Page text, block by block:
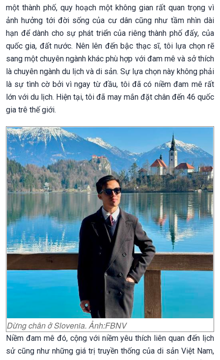
một thành phố, quy hoạch một không gian rất quan trọng vì
ảnh hưởng tới đời sống của cư dân cũng như tầm nhìn dài
hạn để dành cho sự phát triển của riêng thành phố đấy, của
quốc gia, đất nước. Nên lên đến bậc thạc sĩ, tôi lựa chọn rẽ
sang một chuyên ngành khác phù hợp với đam mê và sở thích
là chuyên ngành du lịch và di sản. Sự lựa chọn này không phải
là sự tình cờ bởi vì ngay từ đầu, tôi đã có niềm đam mê rất
lớn với du lịch. Hiện tại, tôi đã may mắn đặt chân đến 46 quốc
gia trê thế giới.
Dừng chân ở Slovenia. Ảnh:FBNV
Niềm đam mê đó, cộng với niềm yêu thích liên quan đến lịch
sử cũng như những giá trị truyền thống của di sản Việt Nam,